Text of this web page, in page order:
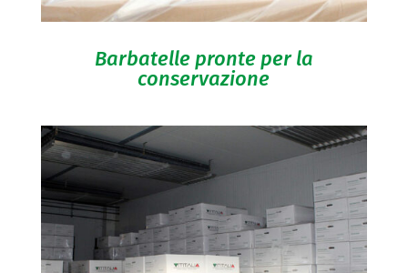
Barbatelle pronte per la
conservazione